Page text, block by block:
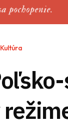
Kultúra